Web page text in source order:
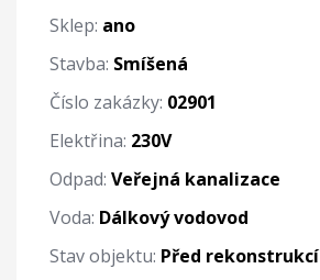
Sklep: ano
Stavba: Smíšená
Číslo zakázky: 02901
Elektřina: 230V
Odpad: Veřejná kanalizace
Voda: Dálkový vodovod
Stav objektu: Před rekonstrukcí